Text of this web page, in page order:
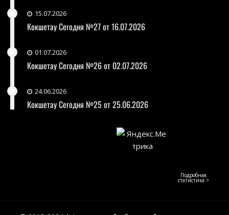
15.07.2026
Кокшетау Сегодня №27 от 16.07.2026
01.07.2026
Кокшетау Сегодня №26 от 02.07.2026
24.06.2026
Кокшетау Сегодня №25 от 25.06.2026
Подробная
статистика >